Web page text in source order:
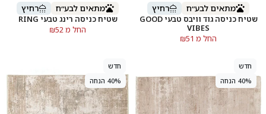
מתאים לבע״ח רחיץ
שטיח כניסה גוד וויבס טבעי GOOD
VIBES
החל מ ₪51
מתאים לבע״ח רחיץ
שטיח כניסה רינג טבעי RING
החל מ ₪52
חדש
40% הנחה
חדש
40% הנחה